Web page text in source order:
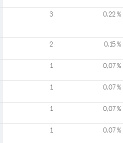
3 0,22 %
2 0,15 %
1 0,07 %
1 0,07 %
1 0,07 %
1 0,07 %